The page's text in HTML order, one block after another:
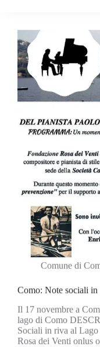
Comune di
Como: Note sociali
Il 17 novembre a
lago di Como
Sociali in riva al
Rosa dei Venti onlus